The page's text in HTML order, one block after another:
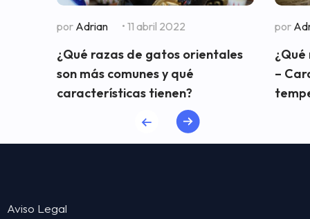
por Adrian • 11 abril 2022
¿Qué razas de gatos orientales
son más comunes y qué
características tienen?
por
–
Aviso Legal